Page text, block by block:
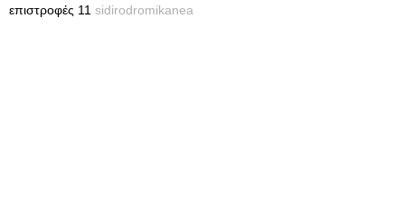
επιστροφές 11 sidirodromikanea